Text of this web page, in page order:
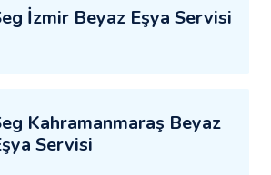
İzmir Beyaz Eşya Servisi
Kahramanmaraş Beyaz
Servisi